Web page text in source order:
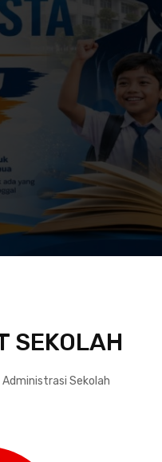
SEKOLAH
Sekolah